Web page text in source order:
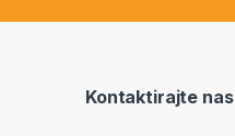
Kontaktirajte nas